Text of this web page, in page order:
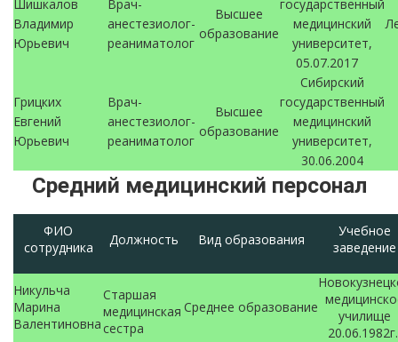
Шишкалов
Владимир
Юрьевич
Врач-
анестезиолог-
реаниматолог
Высшее
образование
государственный
медицинский
университет,
05.07.2017
Грицких
Евгений
Юрьевич
Врач-
анестезиолог-
реаниматолог
Высшее
образование
Сибирский
государственный
медицинский
университет,
30.06.2004
Средний медицинский персонал
ФИО
сотрудника
Должность Вид образования
Учебное
заведение
Никульча
Марина
Валентиновна
Старшая
медицинская
сестра
Среднее образование
училище